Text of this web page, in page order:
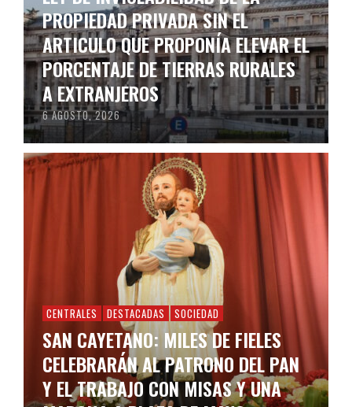
PROPIEDAD PRIVADA SIN EL
ARTICULO QUE PROPONÍA ELEVAR EL
PORCENTAJE DE TIERRAS RURALES
A EXTRANJEROS
6 AGOSTO, 2026
CENTRALES DESTACADAS SOCIEDAD
SAN CAYETANO: MILES DE FIELES
CELEBRARÁN AL PATRONO DEL PAN
Y EL TRABAJO CON MISAS Y UNA